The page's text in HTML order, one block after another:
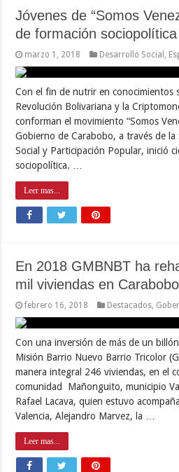
Jóvenes de “Somos
de formación sociopolítica
marzo 1, 2018 Desarrollo Social
Con el fin de nutrir en conocimientos
Revolución Bolivariana y la
conforman el movimiento “Somos
Gobierno de Carabobo, a través de la
Social y Participación Popular, inició
sociopolítica. …
Leer mas...
En 2018 GMBNBT ha
mil viviendas en Carabobo
febrero 16, 2018 Destacados
Con una inversión de más de un
Misión Barrio Nuevo Barrio Tricolor
manera integral 246 viviendas, en el
comunidad Mañonguito, municipio
Rafael Lacava, quien estuvo
Valencia, Alejandro Marvez, la …
Leer mas...